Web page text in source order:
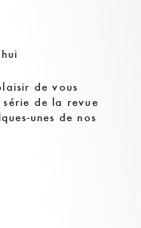
de vous
de la revue
unes de nos